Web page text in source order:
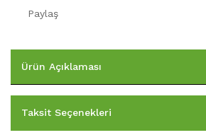
Paylaş
Ürün Açıklaması
Taksit Seçenekleri